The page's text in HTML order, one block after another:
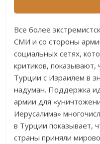
Все более
СМИ и со стороны
социальных сетях,
критиков, показывают,
Турции с Израилем в
надуман. Поддержка
армии для
Иерусалима»
в Турции показывает,
страны приняли